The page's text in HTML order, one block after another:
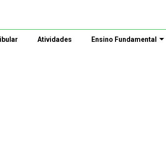
Atividades Ensino Fundamental